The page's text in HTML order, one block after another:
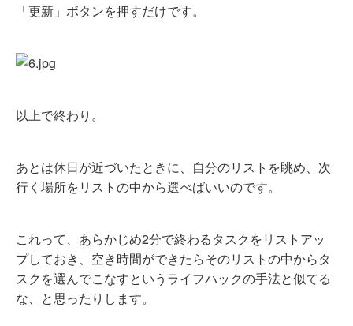
「更新」ボタンを押すだけです。
以上で終わり。
あとは休日が近づいたときに、自分のリストを眺め、次
行く場所をリストの中から選べばいいのです。
これって、あらかじめ2分で終わるタスクをリストアッ
プしておき、空き時間ができたらそのリストの中からタ
スクを選んでこなすというライフハックの手法と似てる
な、と思ったりします。